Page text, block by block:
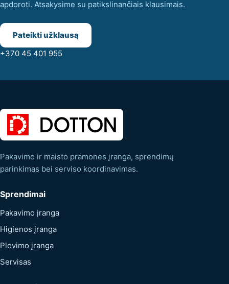
apdoroti. Atsakysime su patikslinančiais klausimais.
Pateikti užklausą
+370 45 401 955
Pakavimo ir maisto pramonės įranga, sprendimų
parinkimas bei serviso koordinavimas.
Sprendimai
Pakavimo įranga
Higienos įranga
Plovimo įranga
Servisas